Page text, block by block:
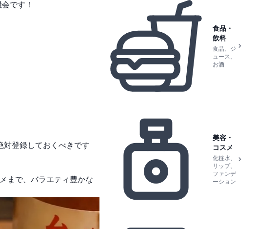
です！
対登録しておくべきです
まで、バラエティ豊かな
食品・
飲料
食品、ジ
ュース、
お酒
美容・
コスメ
化粧水、
リップ、
ファンデ
ーション